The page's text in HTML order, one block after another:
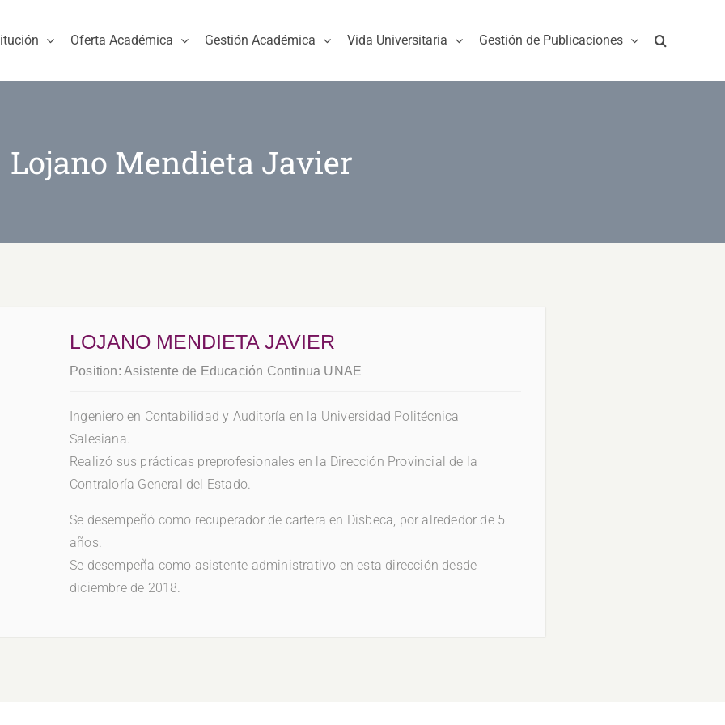
Oferta Académica Gestión Académica Vida Universitaria Gestión de Publicaciones
Lojano Mendieta Javier
LOJANO MENDIETA JAVIER
Position: Asistente de Educación Continua UNAE
Ingeniero en Contabilidad y Auditoría en la Universidad Politécnica
Salesiana.
Realizó sus prácticas preprofesionales en la Dirección Provincial de la
Contraloría General del Estado.
Se desempeñó como recuperador de cartera en Disbeca, por alrededor de 5
años.
Se desempeña como asistente administrativo en esta dirección desde
diciembre de 2018.